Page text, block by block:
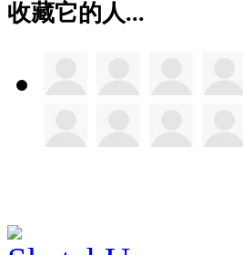
收藏它的人...